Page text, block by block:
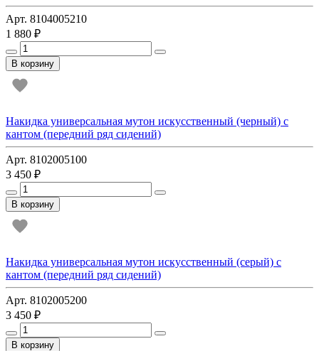
Арт. 8104005210
1 880 ₽
В корзину
Накидка универсальная мутон искусственный (черный) с
кантом (передний ряд сидений)
Арт. 8102005100
3 450 ₽
В корзину
Накидка универсальная мутон искусственный (серый) с
кантом (передний ряд сидений)
Арт. 8102005200
3 450 ₽
В корзину